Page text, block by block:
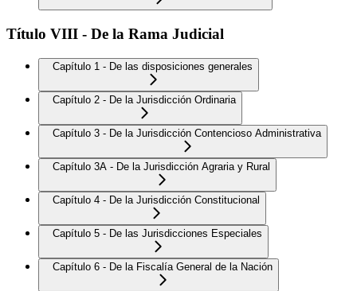
Título VIII - De la Rama Judicial
Capítulo 1 - De las disposiciones generales
Capítulo 2 - De la Jurisdicción Ordinaria
Capítulo 3 - De la Jurisdicción Contencioso Administrativa
Capítulo 3A - De la Jurisdicción Agraria y Rural
Capítulo 4 - De la Jurisdicción Constitucional
Capítulo 5 - De las Jurisdicciones Especiales
Capítulo 6 - De la Fiscalía General de la Nación